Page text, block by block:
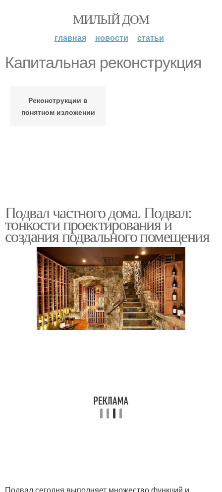
МИЛЫЙ ДОМ
главная новости статьи
Капитальная реконструкция
Реконструкции в
понятном изложении
Подвал частного дома. Подвал:
тонкости проектирования и
создания подвального помещения